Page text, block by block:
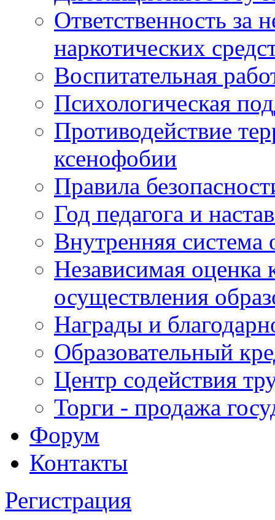
Ответственность за
наркотических
Воспитательная
Психологическая
Противодействие
ксенофобии
Правила
Год педагога и
Внутренняя система
Независимая оценка
осуществления
Награды и
Образовательный
Центр содействия
Торги - продажа
Форум
Контакты
Регистрация